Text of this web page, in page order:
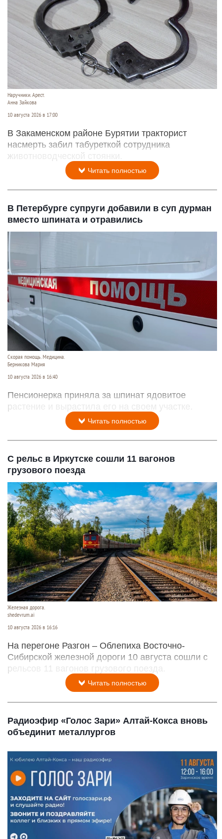
Наручники. Арест.
Анна Зайкова
10 августа 2026 в 17:00
В Закаменском районе Бурятии тракторист
насмерть забил табуреткой сотрудника
животноводческой стоянки.
Читать полностью
В Петербурге супруги добавили в суп дурман
вместо шпината и отравились
Скорая помощь. Медицина.
Берникова Мария
10 августа 2026 в 16:40
Пенсионерка приняла за шпинат ядовитое
растение и вырастила его на своем участке.
Читать полностью
С рельс в Иркутске сошли 11 вагонов
грузового поезда
Железная дорога.
shedevrum.ai
10 августа 2026 в 16:16
На перегоне Разгон – Облепиха Восточно-
Сибирской железной дороги 10 августа сошли с
рельсов 11 вагонов грузового поезда.
Читать полностью
Радиоэфир «Голос Зари» Алтай-Кокса вновь
объединит металлургов